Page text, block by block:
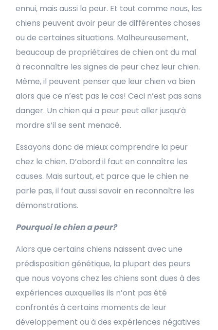
ennui, mais aussi la peur. Et tout comme nous, les
chiens peuvent avoir peur de différentes choses
ou de certaines situations. Malheureusement,
beaucoup de propriétaires de chien ont du mal
à reconnaître les signes de peur chez leur chien.
Même, il peuvent penser que leur chien va bien
alors que ce n’est pas le cas! Ceci n’est pas sans
danger. Un chien qui a peur peut aller jusqu’à
mordre s’il se sent menacé.
Essayons donc de mieux comprendre la peur
chez le chien. D’abord il faut en connaître les
causes. Mais surtout, et parce que le chien ne
parle pas, il faut aussi savoir en reconnaître les
démonstrations.
Pourquoi le chien a peur?
Alors que certains chiens naissent avec une
prédisposition génétique, la plupart des peurs
que nous voyons chez les chiens sont dues à des
expériences auxquelles ils n’ont pas été
confrontés à certains moments de leur
développement ou à des expériences négatives